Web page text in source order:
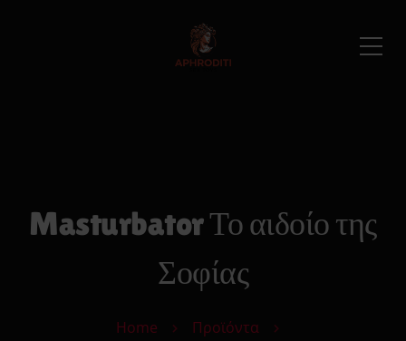
Masturbator Το αιδοίο της
Σοφίας
Home
Προϊόντα